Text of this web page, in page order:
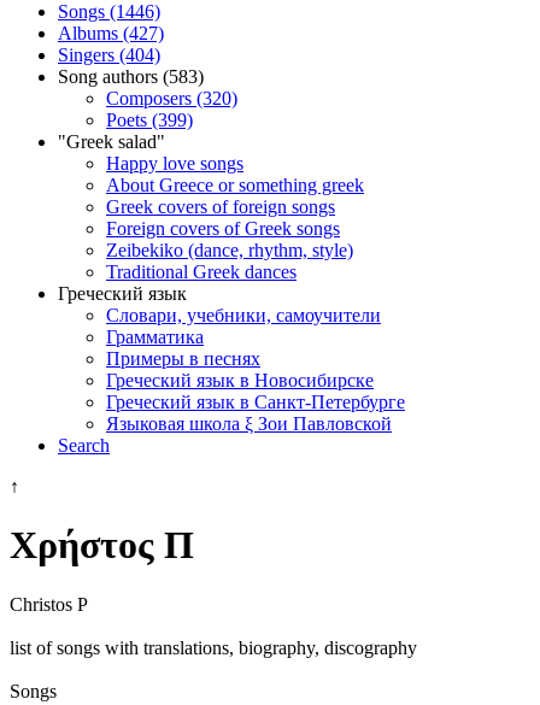
Songs (1446)
Albums (427)
Singers (404)
Song authors (583)
Composers (320)
Poets (399)
"Greek salad"
Happy love songs
About Greece or something greek
Greek covers of foreign songs
Foreign covers of Greek songs
Zeibekiko (dance, rhythm, style)
Traditional Greek dances
Греческий язык
Словари, учебники, самоучители
Грамматика
Примеры в песнях
Греческий язык в Новосибирске
Греческий язык в Санкт-Петербурге
Языковая школа ξ Зои Павловской
Search
↑
Χρήστος Π
Christos P
list of songs with translations, biography, discography
Songs